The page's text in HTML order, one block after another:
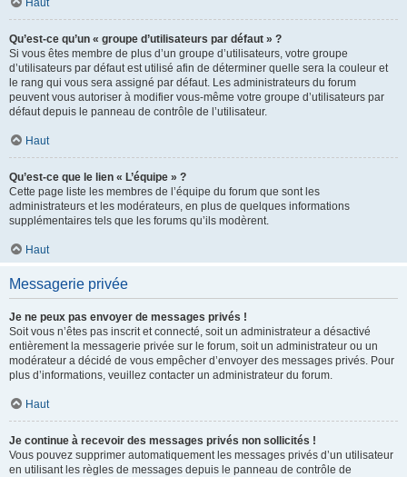
Haut
Qu’est-ce qu’un « groupe d’utilisateurs par défaut » ?
Si vous êtes membre de plus d’un groupe d’utilisateurs, votre groupe
d’utilisateurs par défaut est utilisé afin de déterminer quelle sera la couleur et
le rang qui vous sera assigné par défaut. Les administrateurs du forum
peuvent vous autoriser à modifier vous-même votre groupe d’utilisateurs par
défaut depuis le panneau de contrôle de l’utilisateur.
Haut
Qu’est-ce que le lien « L’équipe » ?
Cette page liste les membres de l’équipe du forum que sont les
administrateurs et les modérateurs, en plus de quelques informations
supplémentaires tels que les forums qu’ils modèrent.
Haut
Messagerie privée
Je ne peux pas envoyer de messages privés !
Soit vous n’êtes pas inscrit et connecté, soit un administrateur a désactivé
entièrement la messagerie privée sur le forum, soit un administrateur ou un
modérateur a décidé de vous empêcher d’envoyer des messages privés. Pour
plus d’informations, veuillez contacter un administrateur du forum.
Haut
Je continue à recevoir des messages privés non sollicités !
Vous pouvez supprimer automatiquement les messages privés d’un utilisateur
en utilisant les règles de messages depuis le panneau de contrôle de